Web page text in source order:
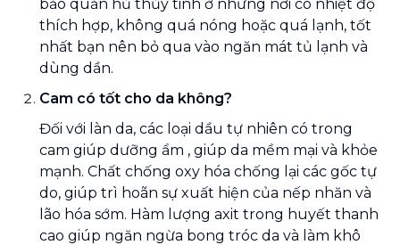
bảo quản hủ thủy tinh ở những nơi có nhiệt độ
thích hợp, không quá nóng hoặc quá lạnh, tốt
nhất bạn nên bỏ qua vào ngăn mát tủ lạnh và
dùng dần.
Cam có tốt cho da không?
Đối với làn da, các loại dầu tự nhiên có trong
cam giúp dưỡng ẩm , giúp da mềm mại và khỏe
mạnh. Chất chống oxy hóa chống lại các gốc tự
do, giúp trì hoãn sự xuất hiện của nếp nhăn và
lão hóa sớm. Hàm lượng axit trong huyết thanh
cao giúp ngăn ngừa bong tróc da và làm khô